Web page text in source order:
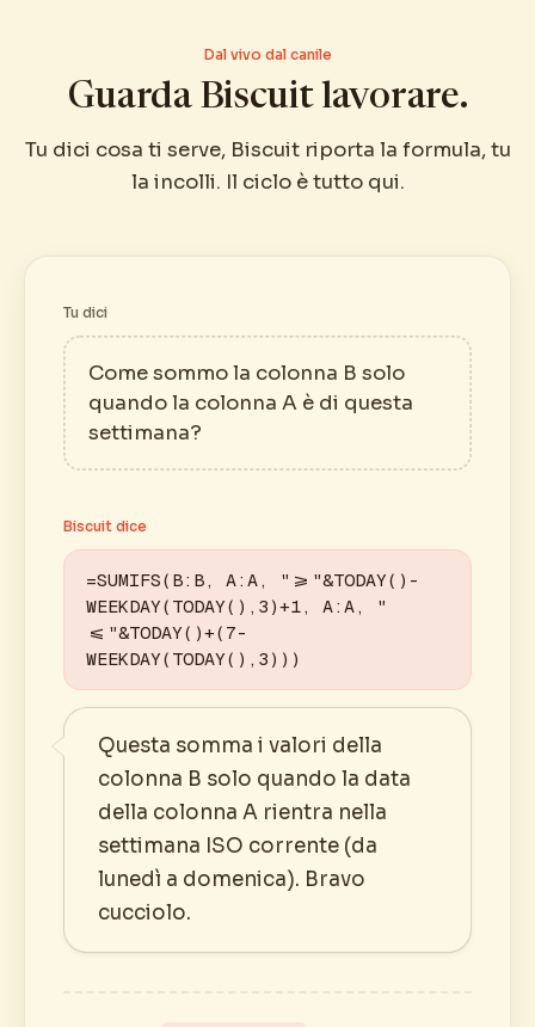
Dal vivo dal canile
Guarda Biscuit lavorare.
Tu dici cosa ti serve, Biscuit riporta la formula, tu
la incolli. Il ciclo è tutto qui.
Tu dici
Come sommo la colonna B solo
quando la colonna A è di questa
settimana?
Biscuit dice
=SUMIFS(B:B, A:A, ">="&TODAY()-
WEEKDAY(TODAY(),3)+1, A:A, "
<="&TODAY()+(7-
WEEKDAY(TODAY(),3)))
Questa somma i valori della
colonna B solo quando la data
della colonna A rientra nella
settimana ISO corrente (da
lunedì a domenica). Bravo
cucciolo.